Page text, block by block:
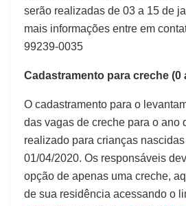
serão realizadas de 03 a 15 de
mais informações entre em
99239-0035
Cadastramento para creche (0
O cadastramento para o
das vagas de creche para o ano
realizado para crianças
01/04/2020. Os responsáveis
opção de apenas uma creche,
de sua residência acessando o